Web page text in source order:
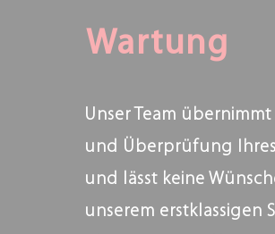
Wartung
Unser Team
und Überprüfung
und lässt keine
unserem erstklassigen